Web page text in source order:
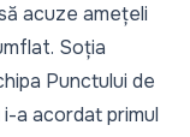
acuze amețeli
Soția
Punctului de
a acordat primul